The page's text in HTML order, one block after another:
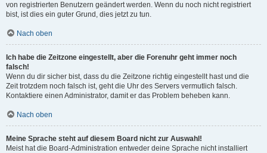
von registrierten Benutzern geändert werden. Wenn du noch nicht registriert
bist, ist dies ein guter Grund, dies jetzt zu tun.
Nach oben
Ich habe die Zeitzone eingestellt, aber die Forenuhr geht immer noch
falsch!
Wenn du dir sicher bist, dass du die Zeitzone richtig eingestellt hast und die
Zeit trotzdem noch falsch ist, geht die Uhr des Servers vermutlich falsch.
Kontaktiere einen Administrator, damit er das Problem beheben kann.
Nach oben
Meine Sprache steht auf diesem Board nicht zur Auswahl!
Meist hat die Board-Administration entweder deine Sprache nicht installiert